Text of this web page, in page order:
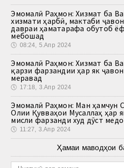
Эмомалӣ Раҳмон: Хизмат ба
хизмати ҳарбӣ, мактаби
давраи ҳаматарафа обутоб
мебошад
🕔 08:24, 5.Апр 2024
Эмомалӣ Раҳмон: Хизмат ба
қарзи фарзандии ҳар як
меравад
🕔 17:18, 3.Апр 2024
Эмомалӣ Раҳмон: Ман ҳамчун
Олии Қувваҳои Мусаллаҳ ҳар
мисли фарзанди худ дӯст
🕔 11:27, 3.Апр 2024
Ҳамаи маводҳои